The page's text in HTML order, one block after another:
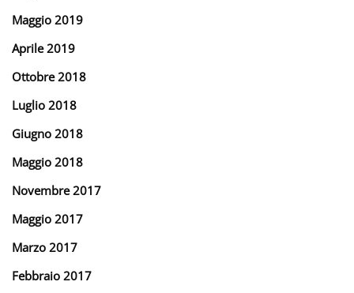
Maggio 2019
Aprile 2019
Ottobre 2018
Luglio 2018
Giugno 2018
Maggio 2018
Novembre 2017
Maggio 2017
Marzo 2017
Febbraio 2017